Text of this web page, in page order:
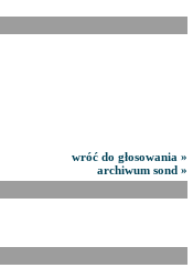
wróć do głosowania »
archiwum sond »